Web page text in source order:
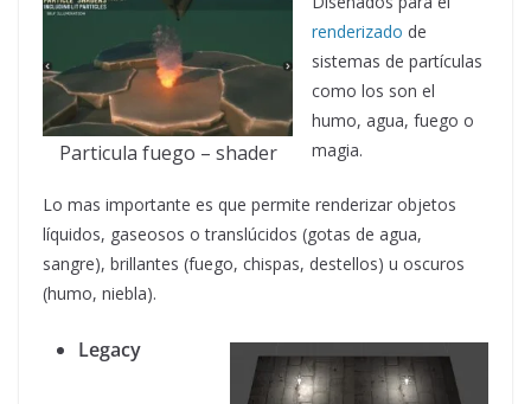
Particula fuego – shader
renderizado de
sistemas de partículas
como los son el
humo, agua, fuego o
magia.
Lo mas importante es que permite renderizar objetos
líquidos, gaseosos o translúcidos (gotas de agua,
sangre), brillantes (fuego, chispas, destellos) u oscuros
(humo, niebla).
Legacy